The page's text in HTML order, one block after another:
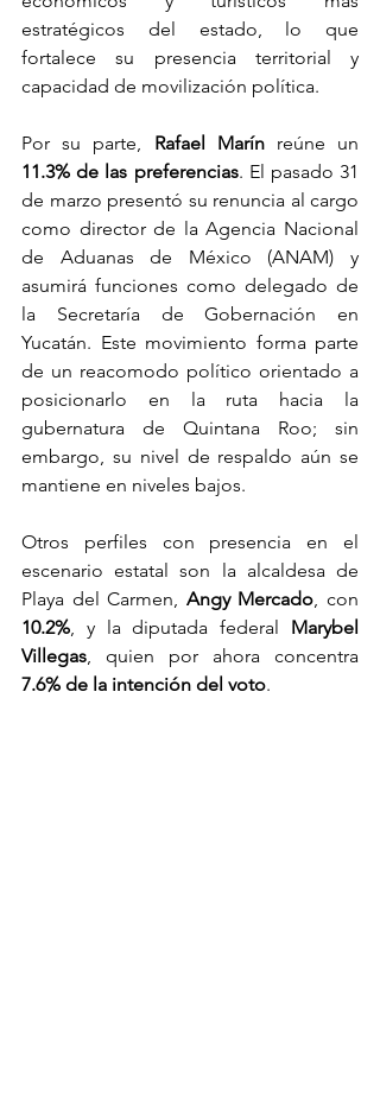
estratégicos del estado, lo que
fortalece su presencia territorial y
capacidad de movilización política.
Por su parte, Rafael Marín
11.3% de las preferencias. El pasado 31
de marzo presentó su renuncia al cargo
como director de la Agencia Nacional
de Aduanas de México (ANAM) y
asumirá funciones como delegado de
la Secretaría de Gobernación en
Yucatán. Este movimiento forma parte
de un reacomodo político orientado a
posicionarlo en la ruta hacia la
gubernatura de Quintana Roo; sin
embargo, su nivel de respaldo aún se
mantiene en niveles bajos.
Otros perfiles con presencia en el
escenario estatal son la alcaldesa de
Playa del Carmen, Angy Mercado
10.2%, y la diputada federal Marybel
Villegas
7.6% de la intención del voto.